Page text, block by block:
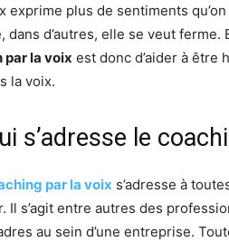
exprime plus de sentiments
dans d’autres, elle se veut
par la voix est donc d’aider à
la voix.
s’adresse le
par la voix s’adresse à
Il s’agit entre autres des
au sein d’une entreprise.